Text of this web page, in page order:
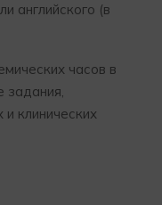
английского (в
часов в
задания,
клинических